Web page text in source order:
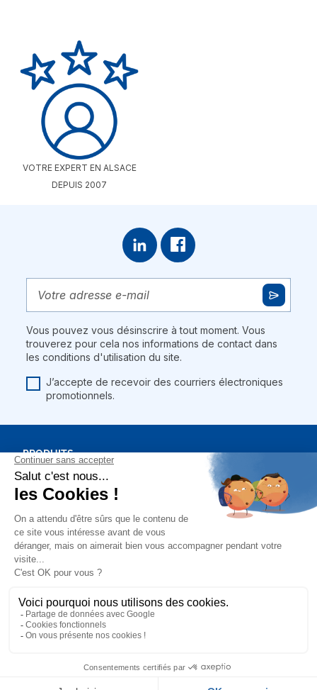
VOTRE EXPERT EN ALSACE
DEPUIS 2007
Vous pouvez vous désinscrire à tout moment. Vous
trouverez pour cela nos informations de contact dans
les conditions d'utilisation du site.
J’accepte de recevoir des courriers électroniques
promotionnels.
PRODUITS
BONS PLANS
NOTRE SOCIÉTÉ
MON COMPTE
Conditions générales de vente